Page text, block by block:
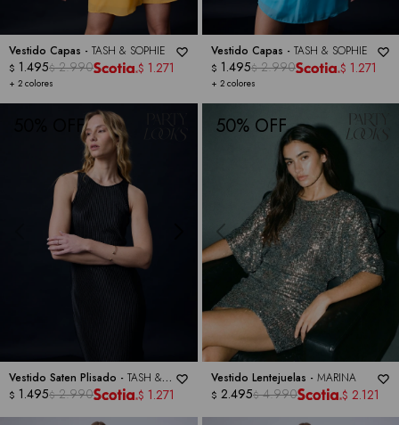
Vestido Capas - TASH & SOPHIE
+ 2 colores
$ 1.495$ 2.990 $ 1.271
Vestido Capas - TASH & SOPHIE
+ 2 colores
$ 1.495$ 2.990 $ 1.271
Vestido Saten Plisado - TASH &
SOPHIE
$ 1.495$ 2.990 $ 1.271
50
Vestido Lentejuelas - MARINA
$ 2.495$ 4.990 $ 2.121